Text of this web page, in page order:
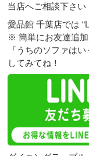
当店へご相談下さい
愛品館 千葉店では
※ 簡単にお友達追加
『うちのソファは
してみてね！